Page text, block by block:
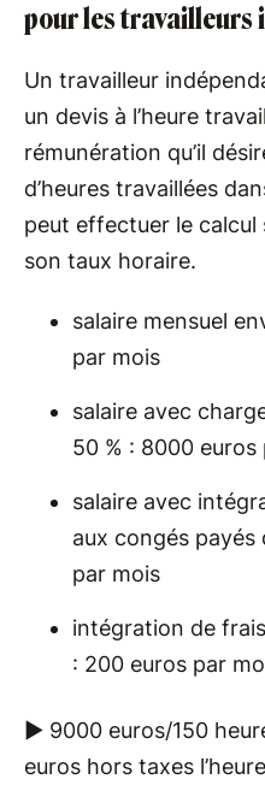
pour les travailleurs
Un travailleur
un devis à l’heure
rémunération qu’il
d’heures travaillées
peut effectuer le
son taux horaire.
salaire mensuel
par mois
salaire avec
50 % : 8000 euros
salaire avec
aux congés payés
par mois
intégration de
: 200 euros par
► 9000 euros/150
euros hors taxes